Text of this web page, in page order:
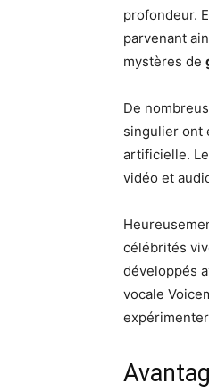
profondeur.
parvenant
mystères de
De
singulier ont
artificielle.
vidéo et
célébrités
développés
vocale